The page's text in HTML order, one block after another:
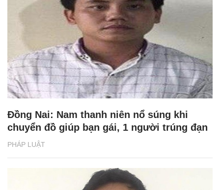
PHÁP LUẬT
Đồng Nai: Nam thanh niên nổ súng khi
chuyển đồ giúp bạn gái, 1 người trúng đạn